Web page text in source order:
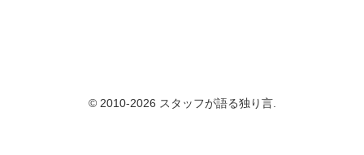
© 2010-2026 スタッフが語る独り言.